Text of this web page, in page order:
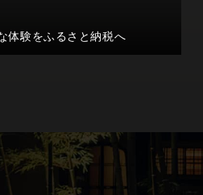
体験をふるさと納税へ